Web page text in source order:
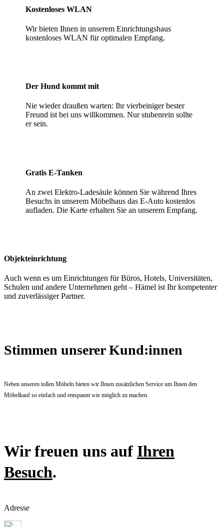
Kostenloses WLAN
Wir bieten Ihnen in unserem Einrichtungshaus
kostenloses WLAN für optimalen Empfang.
Der Hund kommt mit
Nie wieder draußen warten: Ihr vierbeiniger bester
Freund ist bei uns willkommen. Nur stubenrein sollte
er sein.
Gratis E-Tanken
An zwei Elektro-Ladesäule können Sie während Ihres
Besuchs in unserem Möbelhaus das E-Auto kostenlos
aufladen. Die Karte erhalten Sie an unserem Empfang.
Objekteinrichtung
Auch wenn es um Einrichtungen für Büros, Hotels, Universitäten,
Schulen und andere Unternehmen geht – Hämel ist Ihr kompetenter
und zuverlässiger Partner.
Stimmen unserer Kund:innen
Neben unseren tollen Möbeln bieten wir Ihnen zusätzlichen Service um Ihnen den
Möbelkauf so einfach und entspannt wie möglich zu machen.
Wir freuen uns auf Ihren
Besuch.
Adresse